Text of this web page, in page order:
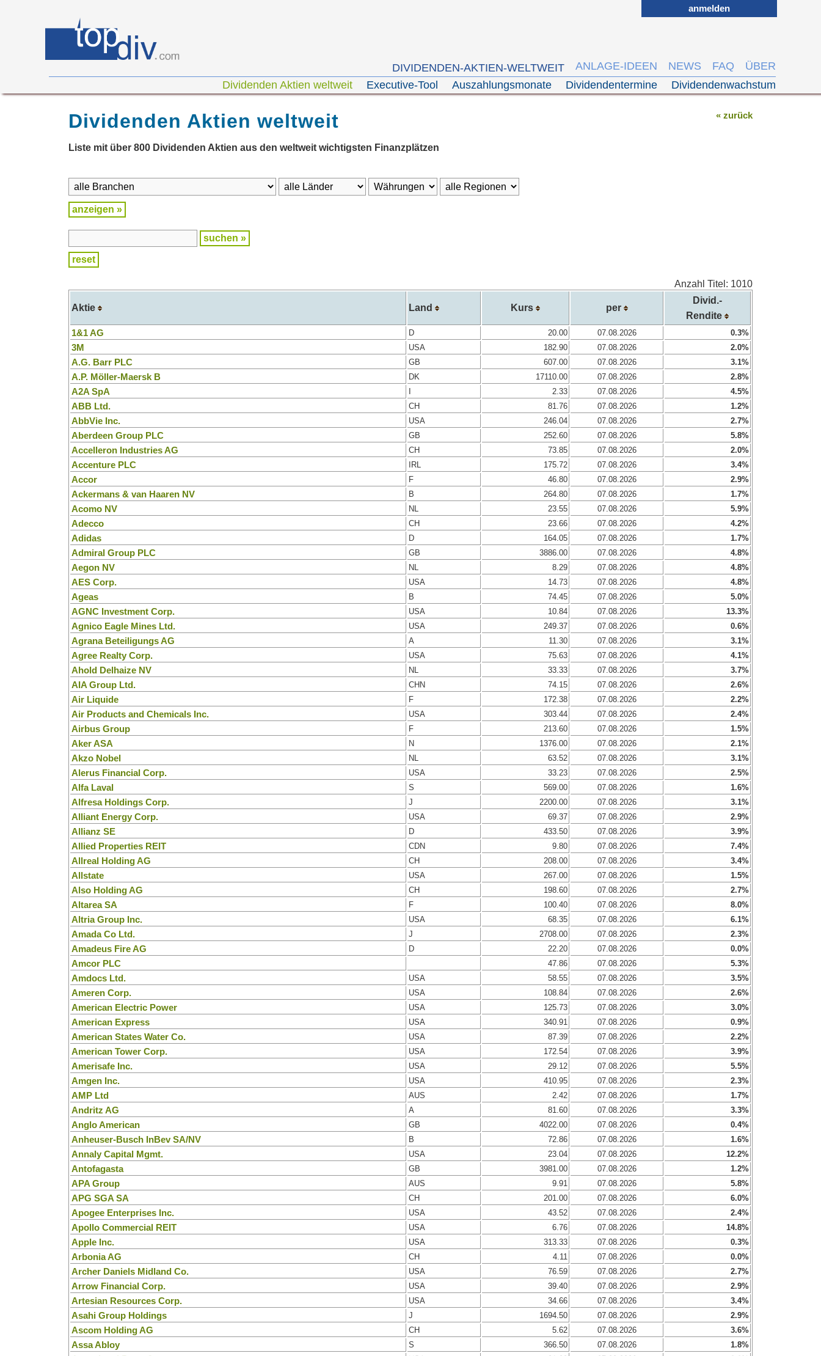
anmelden
ÜBER
FAQ
NEWS
ANLAGE-IDEEN
DIVIDENDEN-AKTIEN-WELTWEIT
Dividenden Aktien weltweit
Executive-Tool Auszahlungsmonate Dividendentermine Dividendenwachstum
« zurück
Dividenden Aktien weltweit
Liste mit über 800 Dividenden Aktien aus den weltweit wichtigsten Finanzplätzen
Anzahl Titel: 1010
Aktie Land Kurs per
Divid.-
Rendite
1&1 AG
D 20.00 07.08.2026 0.3%
3M USA 182.90 07.08.2026 2.0%
A.G. Barr PLC GB 607.00 07.08.2026 3.1%
A.P. Möller-Maersk B DK 17110.00 07.08.2026 2.8%
A2A SpA 2.33 07.08.2026 4.5%
ABB Ltd. CH 81.76 07.08.2026 1.2%
AbbVie Inc. USA 246.04 07.08.2026 2.7%
Aberdeen Group PLC GB 252.60 07.08.2026 5.8%
Accelleron Industries AG CH 73.85 07.08.2026 2.0%
Accenture PLC IRL 175.72 07.08.2026 3.4%
Accor F 46.80 07.08.2026 2.9%
Ackermans & van Haaren NV B 264.80 07.08.2026 1.7%
Acomo NV NL 23.55 07.08.2026 5.9%
Adecco CH 23.66 07.08.2026 4.2%
Adidas D 164.05 07.08.2026 1.7%
Admiral Group PLC GB 3886.00 07.08.2026 4.8%
Aegon NV NL 8.29 07.08.2026 4.8%
AES Corp. USA 14.73 07.08.2026 4.8%
Ageas B 74.45 07.08.2026 5.0%
AGNC Investment Corp. USA 10.84 07.08.2026 13.3%
Agnico Eagle Mines Ltd. USA 249.37 07.08.2026 0.6%
Agrana Beteiligungs AG A 11.30 07.08.2026 3.1%
Agree Realty Corp. USA 75.63 07.08.2026 4.1%
Ahold Delhaize NV NL 33.33 07.08.2026 3.7%
AIA Group Ltd. CHN 74.15 07.08.2026 2.6%
Air Liquide F 172.38 07.08.2026 2.2%
Air Products and Chemicals Inc. USA 303.44 07.08.2026 2.4%
Airbus Group F 213.60 07.08.2026 1.5%
Aker ASA N 1376.00 07.08.2026 2.1%
Akzo Nobel NL 63.52 07.08.2026 3.1%
Alerus Financial Corp. USA 33.23 07.08.2026 2.5%
Alfa Laval S 569.00 07.08.2026 1.6%
Alfresa Holdings Corp. J 2200.00 07.08.2026 3.1%
Alliant Energy Corp. USA 69.37 07.08.2026 2.9%
Allianz SE D 433.50 07.08.2026 3.9%
Allied Properties REIT CDN 9.80 07.08.2026 7.4%
Allreal Holding AG CH 208.00 07.08.2026 3.4%
Allstate USA 267.00 07.08.2026 1.5%
Also Holding AG CH 198.60 07.08.2026 2.7%
Altarea SA F 100.40 07.08.2026 8.0%
Altria Group Inc. USA 68.35 07.08.2026 6.1%
Amada Co Ltd. J 2708.00 07.08.2026 2.3%
Amadeus Fire AG D 22.20 07.08.2026 0.0%
Amcor PLC 47.86 07.08.2026 5.3%
Amdocs Ltd. USA 58.55 07.08.2026 3.5%
Ameren Corp. USA 108.84 07.08.2026 2.6%
American Electric Power USA 125.73 07.08.2026 3.0%
American Express USA 340.91 07.08.2026 0.9%
American States Water Co. USA 87.39 07.08.2026 2.2%
American Tower Corp. USA 172.54 07.08.2026 3.9%
Amerisafe Inc. USA 29.12 07.08.2026 5.5%
Amgen Inc. USA 410.95 07.08.2026 2.3%
AMP Ltd AUS 2.42 07.08.2026 1.7%
Andritz AG A 81.60 07.08.2026 3.3%
Anglo American GB 4022.00 07.08.2026 0.4%
Anheuser-Busch InBev SA/NV B 72.86 07.08.2026 1.6%
Annaly Capital Mgmt. USA 23.04 07.08.2026 12.2%
Antofagasta GB 3981.00 07.08.2026 1.2%
APA Group AUS 9.91 07.08.2026 5.8%
APG SGA SA CH 201.00 07.08.2026 6.0%
Apogee Enterprises Inc. USA 43.52 07.08.2026 2.4%
Apollo Commercial REIT USA 6.76 07.08.2026 14.8%
Apple Inc. USA 313.33 07.08.2026 0.3%
Arbonia AG CH 4.11 07.08.2026 0.0%
Archer Daniels Midland Co. USA 76.59 07.08.2026 2.7%
Arrow Financial Corp. USA 39.40 07.08.2026 2.9%
Artesian Resources Corp. USA 34.66 07.08.2026 3.4%
Asahi Group Holdings J 1694.50 07.08.2026 2.9%
Ascom Holding AG CH 5.62 07.08.2026 3.6%
Assa Abloy S 366.50 07.08.2026 1.8%